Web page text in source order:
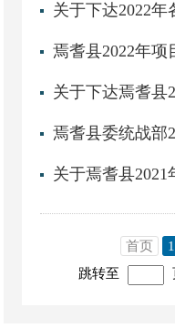
首页 1
跳转至